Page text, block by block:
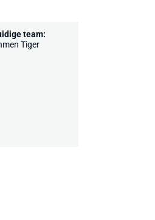
team:
Tiger